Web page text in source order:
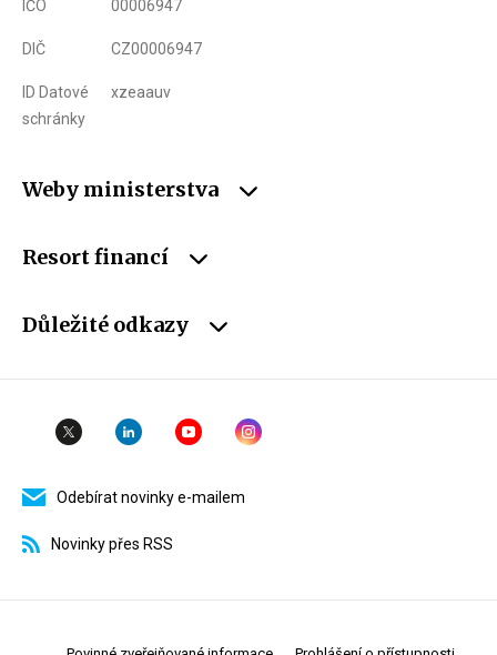
IČO 00006947
DIČ CZ00006947
ID Datové
schránky
xzeaauv
Weby ministerstva
Resort financí
Důležité odkazy
Odebírat novinky e-mailem
Novinky přes RSS